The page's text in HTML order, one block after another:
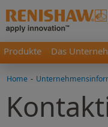
Produkte Das
Home -